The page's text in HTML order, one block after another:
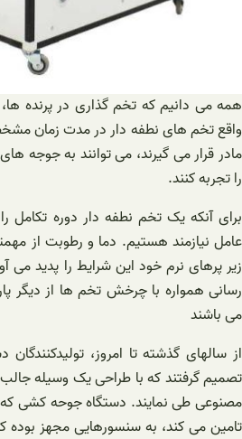
همه می دانیم که تخم گذاری در پرنده
واقع تخم های نطفه دار در مدت زمان
مادر قرار می گیرند، می توانند به جوجه
را تجربه کنند.
برای آنکه یک تخم نطفه دار دوره تکامل را
عامل نیازمند هستیم. دما و رطوبت از
زیر پرهای نرم خود این شرایط را پدید می
رسانی همواره با چرخش تخم ها از دیگر
می باشند
از سالهای گذشته تا امروز،
تصمیم گرفتند که با طراحی یک وسیله
مصنوعی طی نمایند. دستگاه جوحه کشی که
تامین می کند، به سنسورهایی مجهز بوده